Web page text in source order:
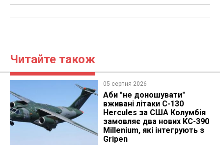
Читайте також
05 серпня 2026
Аби "не доношувати"
вживані літаки C-130
Hercules за США Колумбія
замовляє два нових KC-390
Millenium, які інтегрують з
Gripen